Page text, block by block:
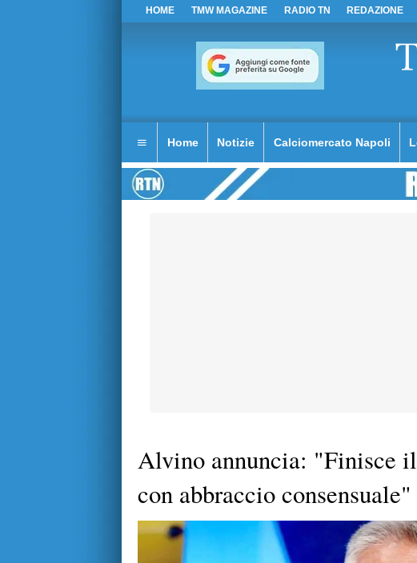
HOME TMW MAGAZINE RADIO TN REDAZIONE
Home Notizie Calciomercato Napoli
Alvino annuncia: "Finisce
con abbraccio consensuale"